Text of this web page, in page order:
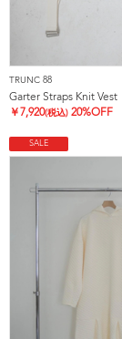
TRUNC 88
Garter Straps Knit Vest
￥ 7,920(税込) 20%OFF
SALE